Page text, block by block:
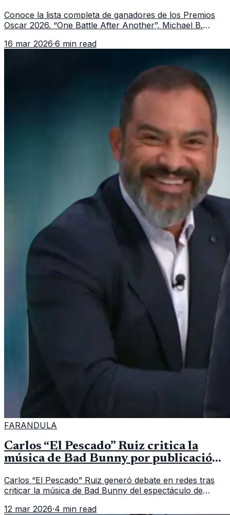
Conoce la lista completa de ganadores de los Premios
Oscar 2026. “One Battle After Another”, Michael B.
protagonistas de la noche.
16 mar 2026·6 min read
FARANDULA
Carlos “El Pescado” Ruiz critica la
música de Bad Bunny por publicación
Carlos “El Pescado” Ruiz generó debate en redes tras
criticar la música de Bad Bunny del espectáculo de
12 mar 2026·4 min read